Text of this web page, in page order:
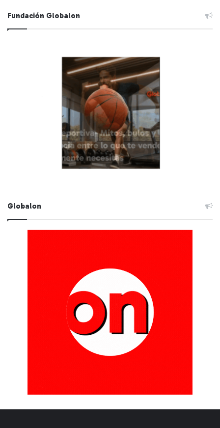
Fundación Globalon
Globalon